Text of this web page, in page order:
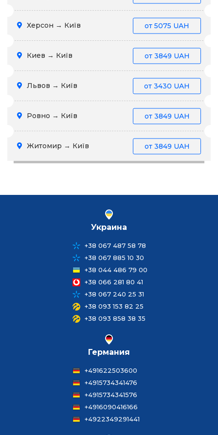
Херсон → Київ от 5075 UAH
Киев → Київ от 3849 UAH
Львов → Київ от 3430 UAH
Ровно → Київ от 3849 UAH
Житомир → Київ от 3849 UAH
Украина
+38 067 487 58 78
+38 067 885 10 30
+38 044 486 79 00
+38 066 281 80 41
+38 067 240 25 31
+38 093 153 82 25
+38 093 858 38 35
Германия
+491622503600
+4915734341476
+4915734341576
+4916090416166
+4922349291441